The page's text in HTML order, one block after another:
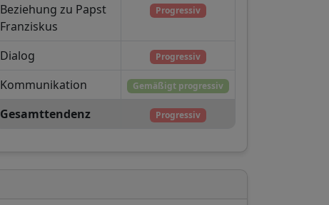
Beziehung zu Papst
Franziskus
Progressiv
Dialog Progressiv
Kommunikation Gemäßigt progressiv
Gesamttendenz Progressiv